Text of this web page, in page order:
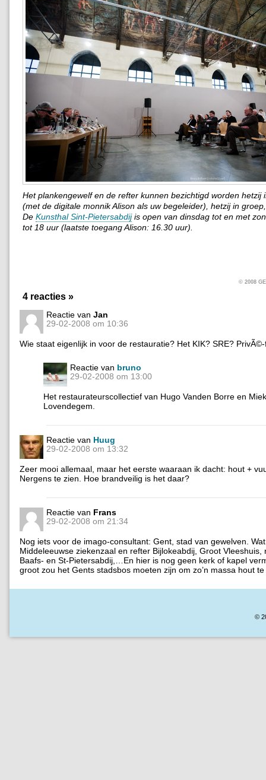
Het plankengewelf en de refter kunnen bezichtigd worden hetzij
(met de digitale monnik Alison als uw begeleider), hetzij in
De Kunsthal Sint-Pietersabdijis open van dinsdag tot en met
tot 18 uur (laatste toegang Alison: 16.30 uur).
© 2008
4 reacties »
Reactie van Jan
29-02-2008 om 10:36
Wie staat eigenlijk in voor de restauratie? Het KIK? SRE? PrivÃ©-
Reactie van bruno
29-02-2008 om 13:00
Het restaurateurscollectief van Hugo Vanden Borre en
Lovendegem.
Reactie van Huug
29-02-2008 om 13:32
Zeer mooi allemaal, maar het eerste waaraan ik dacht: hout +
Nergens te zien. Hoe brandveilig is het daar?
Reactie van Frans
29-02-2008 om 21:34
Nog iets voor de imago-consultant: Gent, stad van gewelven.
Middeleeuwse ziekenzaal en refter Bijlokeabdij, Groot Vleeshuis,
Baafs- en St-Pietersabdij,…En hier is nog geen kerk of kapel
groot zou het Gents stadsbos moeten zijn om zo’n massa hout
©